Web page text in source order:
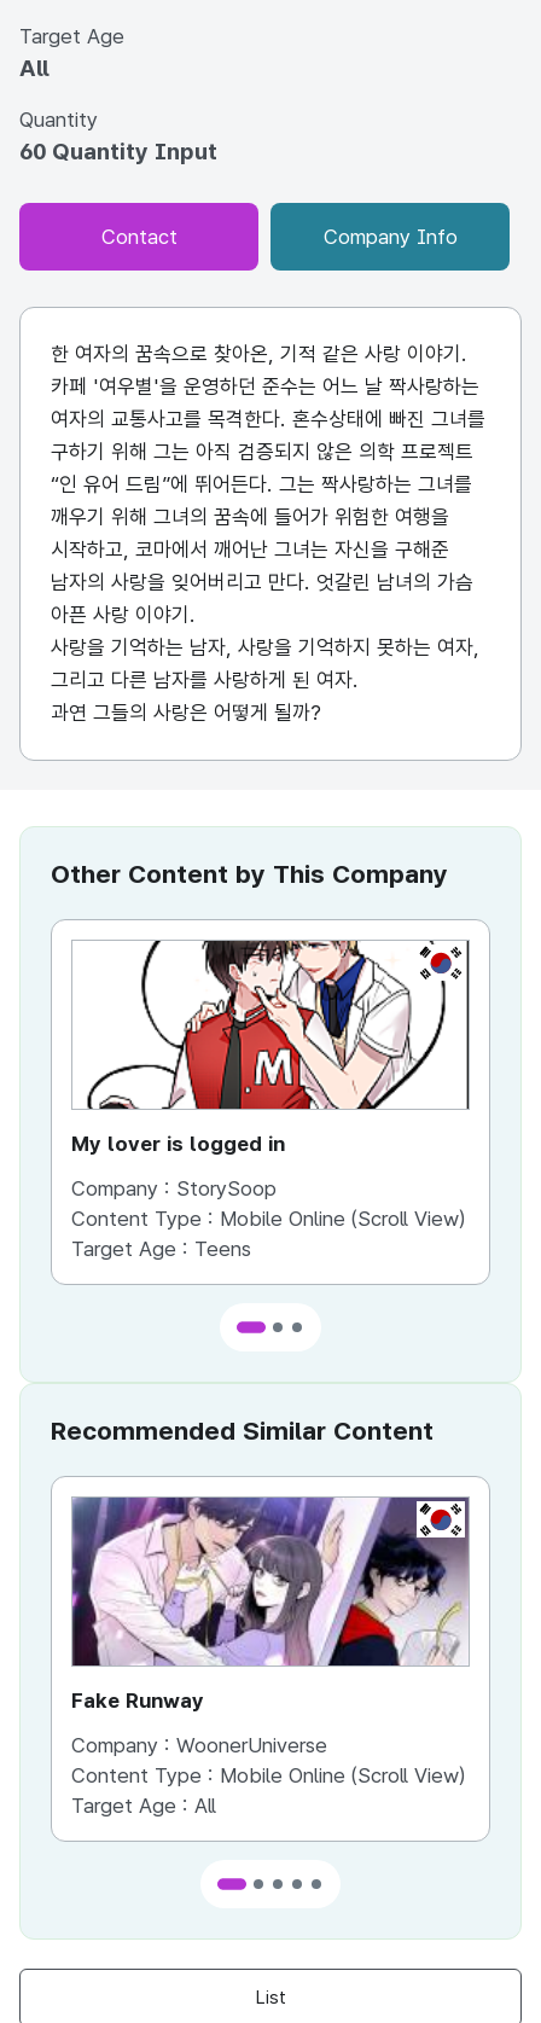
Target Age
All
Quantity
60 Quantity Input
Contact Company Info
한 여자의 꿈속으로 찾아온, 기적 같은 사랑 이야기.
카페 '여우별'을 운영하던 준수는 어느 날 짝사랑하는
여자의 교통사고를 목격한다. 혼수상태에 빠진 그녀를
구하기 위해 그는 아직 검증되지 않은 의학 프로젝트
“인 유어 드림”에 뛰어든다. 그는 짝사랑하는 그녀를
깨우기 위해 그녀의 꿈속에 들어가 위험한 여행을
시작하고, 코마에서 깨어난 그녀는 자신을 구해준
남자의 사랑을 잊어버리고 만다. 엇갈린 남녀의 가슴
아픈 사랑 이야기.
사랑을 기억하는 남자, 사랑을 기억하지 못하는 여자,
그리고 다른 남자를 사랑하게 된 여자.
과연 그들의 사랑은 어떻게 될까?
Other Content by This Company
KR
My lover is logged in
Company : StorySoop
Content Type : Mobile Online (Scroll View)
Target Age : Teens
Recommended Similar Content
KR
Fake Runway
Company : WoonerUniverse
Content Type : Mobile Online (Scroll View)
Target Age : All
List